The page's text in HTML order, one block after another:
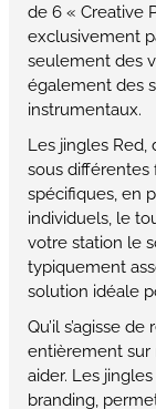
de 6 « Creative
exclusivement
seulement des
également des
instrumentaux.
Les jingles Red,
sous différentes
spécifiques, en
individuels, le
votre station le
typiquement
solution idéale
Qu’il s’agisse
entièrement sur
aider. Les
branding,